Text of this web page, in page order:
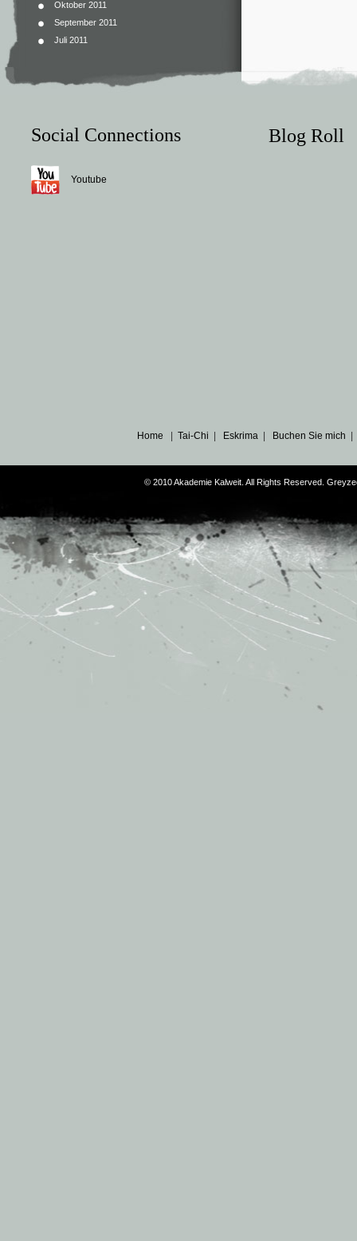
Oktober 2011
September 2011
Juli 2011
Social Connections
Youtube
Blog Roll
Home Tai-Chi Eskrima Buchen Sie mich
© 2010 Akademie Kalweit. All Rights Reserved.